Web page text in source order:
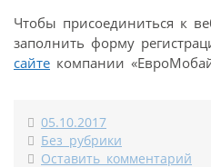
Чтобы присоединиться к
заполнить форму
сайте компании
05.10.2017
Без рубрики
Оставить комментарий